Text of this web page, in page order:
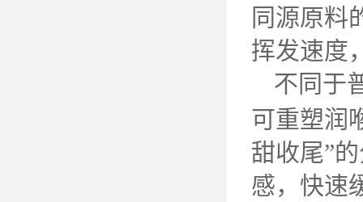
同源原料
挥发速度
不同于
可重塑润
甜收尾”
感，快速